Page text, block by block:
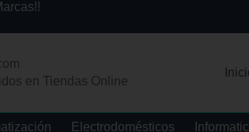
en Tiendas Online
Electrodomésticos